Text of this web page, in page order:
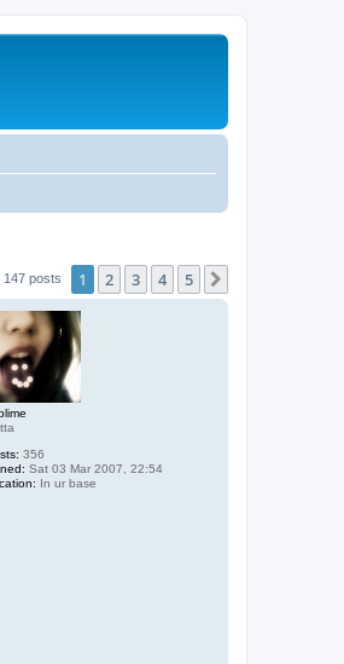
147 posts 1 2 3 4 5
356
Sat 03 Mar 2007, 22:54
In ur base